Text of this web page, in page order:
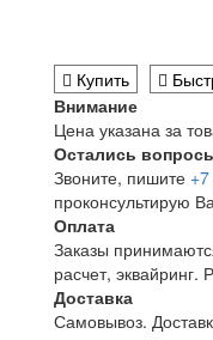
Купить
Внимание
Цена указана за
Остались
Звоните, пишите
проконсультирую
Оплата
Заказы
расчет,
Доставка
Самовывоз.